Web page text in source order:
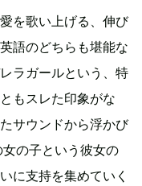
を歌い上げる、伸び
語のどちらも堪能な
ラガールという、特
もスレた印象がな
サウンドから浮かび
の子という彼女の
に支持を集めていく